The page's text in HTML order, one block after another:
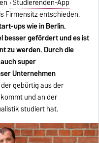
Studierenden-App
Firmensitz entschieden.
ups wie in Berlin.
besser gefördert und es ist
zu werden. Durch die
super
Unternehmen
gebürtig aus der
und an der
studiert hat.